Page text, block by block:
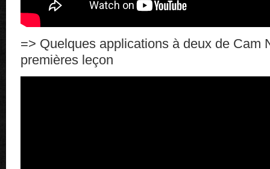
=> Quelques applications à deux de Cam
premières leçon